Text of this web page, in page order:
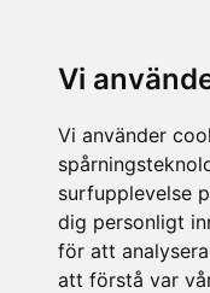
Vi
Vi använder
surfupplevelse
dig personligt
för att
att förstå var